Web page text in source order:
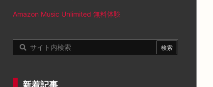
Amazon Music Unlimited 無料体験
新着記事